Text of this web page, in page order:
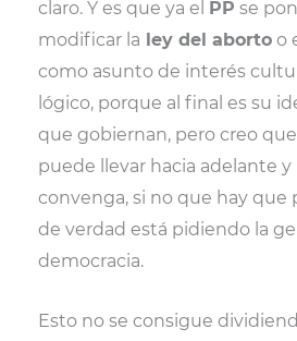
claro. Y es que ya el
PP se
modificar la ley del abortoo
como asunto de interés
lógico, porque al final es su
que gobiernan, pero creo
puede llevar hacia adelante y
convenga, si no que hay que
de verdad está pidiendo la
democracia.
Esto no se consigue